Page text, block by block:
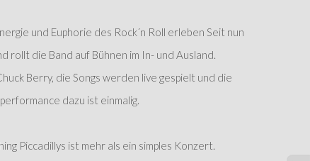
und Euphorie des Rock´n Roll erleben Seit nun
rollt die Band auf Bühnen im In- und Ausland.
Berry, die Songs werden live gespielt und die
dazu ist einmalig.
Piccadillys ist mehr als ein simples Konzert.